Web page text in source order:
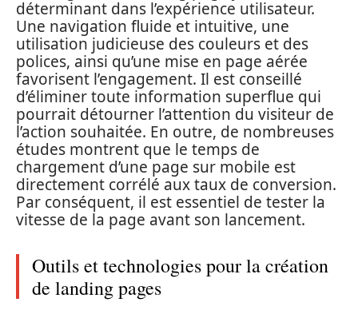
déterminant dans l’expérience utilisateur.
Une navigation fluide et intuitive, une
utilisation judicieuse des couleurs et des
polices, ainsi qu’une mise en page aérée
favorisent l’engagement. Il est conseillé
d’éliminer toute information superflue qui
pourrait détourner l’attention du visiteur de
l’action souhaitée. En outre, de nombreuses
études montrent que le temps de
chargement d’une page sur mobile est
directement corrélé aux taux de conversion.
Par conséquent, il est essentiel de tester la
vitesse de la page avant son lancement.
Outils et technologies pour la création
de landing pages